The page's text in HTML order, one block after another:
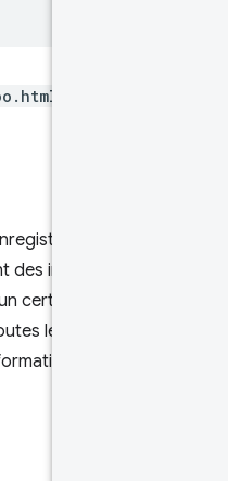
est agrégé. Par
informations sur les
certain nombre de valeurs.
les valeurs. Par exemple,
sur les charges qui